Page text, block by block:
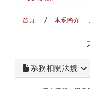
首頁 本系簡介
系務相關法規